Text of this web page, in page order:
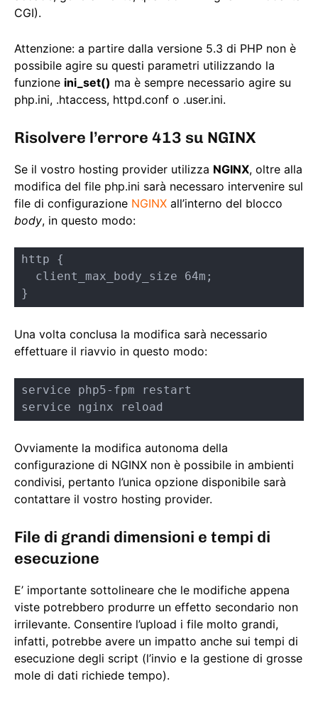
CGI).
Attenzione: a partire dalla versione 5.3 di PHP non è
possibile agire su questi parametri utilizzando la
funzione ini_set() ma è sempre necessario agire su
php.ini, .htaccess, httpd.conf o .user.ini.
Risolvere l’errore 413 su NGINX
Se il vostro hosting provider utilizza NGINX, oltre alla
modifica del file php.ini sarà necessaro intervenire sul
file di configurazione NGINX all’interno del blocco
body, in questo modo:
http {
}
Una volta conclusa la modifica sarà necessario
effettuare il riavvio in questo modo:
service php5-fpm restart
service nginx reload
Ovviamente la modifica autonoma della
configurazione di NGINX non è possibile in ambienti
condivisi, pertanto l’unica opzione disponibile sarà
contattare il vostro hosting provider.
File di grandi dimensioni e tempi di
esecuzione
E’ importante sottolineare che le modifiche appena
viste potrebbero produrre un effetto secondario non
irrilevante. Consentire l’upload i file molto grandi,
infatti, potrebbe avere un impatto anche sui tempi di
esecuzione degli script (l’invio e la gestione di grosse
mole di dati richiede tempo).